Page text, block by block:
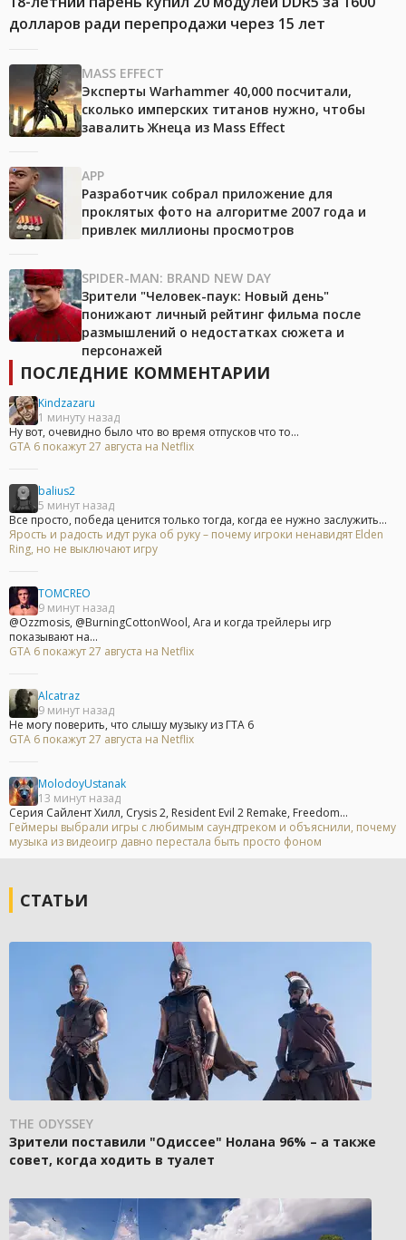
долларов ради перепродажи через 15 лет
MASS EFFECT
Эксперты Warhammer 40,000 посчитали,
сколько имперских титанов нужно, чтобы
завалить Жнеца из Mass Effect
APP
Разработчик собрал приложение для
проклятых фото на алгоритме 2007 года и
привлек миллионы просмотров
SPIDER-MAN: BRAND NEW DAY
Зрители "Человек-паук: Новый день"
понижают личный рейтинг фильма после
размышлений о недостатках сюжета и
персонажей
ПОСЛЕДНИЕ КОММЕНТАРИИ
Kindzazaru
1 минуту назад
Ну вот, очевидно было что во время отпусков что то...
GTA 6 покажут 27 августа на Netflix
balius2
5 минут назад
Все просто, победа ценится только тогда, когда ее нужно заслужить...
Ярость и радость идут рука об руку – почему игроки ненавидят Elden
Ring, но не выключают игру
TOMCREO
9 минут назад
@Ozzmosis, @BurningCottonWool, Ага и когда трейлеры игр
показывают на...
GTA 6 покажут 27 августа на Netflix
Alcatraz
9 минут назад
Не могу поверить, что слышу музыку из ГТА 6
GTA 6 покажут 27 августа на Netflix
MolodoyUstanak
13 минут назад
Серия Сайлент Хилл, Crysis 2, Resident Evil 2 Remake, Freedom...
Геймеры выбрали игры с любимым саундтреком и объяснили, почему
музыка из видеоигр давно перестала быть просто фоном
СТАТЬИ
THE ODYSSEY
Зрители поставили "Одиссее" Нолана 96% – а также
совет, когда ходить в туалет